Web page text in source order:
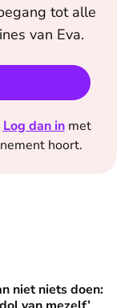
tot alle
van Eva.
Log dan in met
hoort.
‘Ik word soms
niet niets doen: